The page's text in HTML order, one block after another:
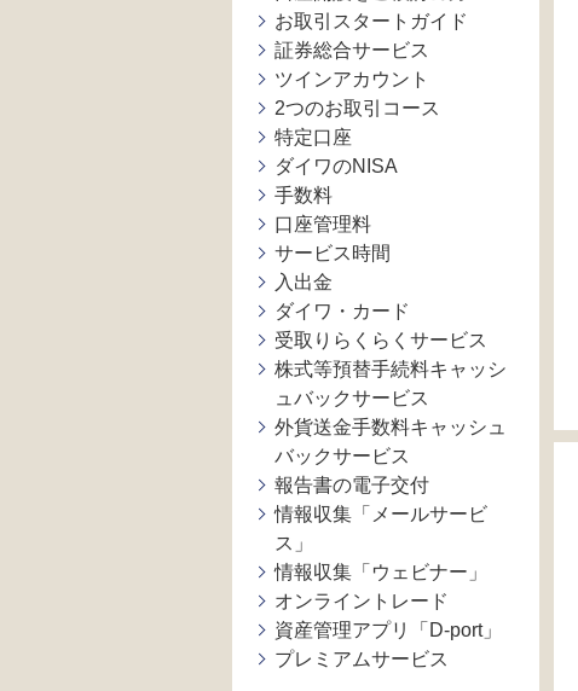
お取引スタートガイド
証券総合サービス
ツインアカウント
2つのお取引コース
特定口座
ダイワのNISA
手数料
口座管理料
サービス時間
入出金
ダイワ・カード
受取りらくらくサービス
株式等預替手続料キャッシ
ュバックサービス
外貨送金手数料キャッシュ
バックサービス
報告書の電子交付
情報収集「メールサービ
ス」
情報収集「ウェビナー」
オンライントレード
資産管理アプリ「D-port」
プレミアムサービス